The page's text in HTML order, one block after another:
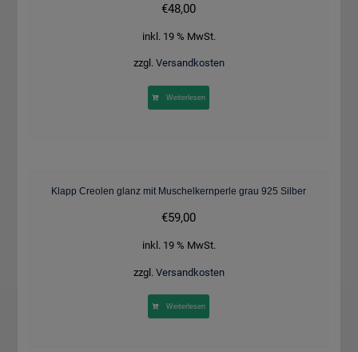
€48,00
inkl. 19 % MwSt.
zzgl. Versandkosten
Weiterlesen
Klapp Creolen glanz mit Muschelkernperle grau 925 Silber
€59,00
inkl. 19 % MwSt.
zzgl. Versandkosten
Weiterlesen